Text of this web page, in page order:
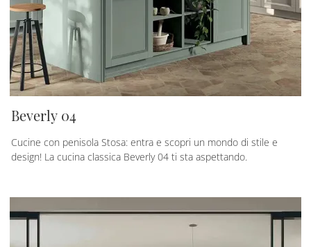
Beverly 04
Cucine con penisola Stosa: entra e scopri un mondo di stile e
design! La cucina classica Beverly 04 ti sta aspettando.